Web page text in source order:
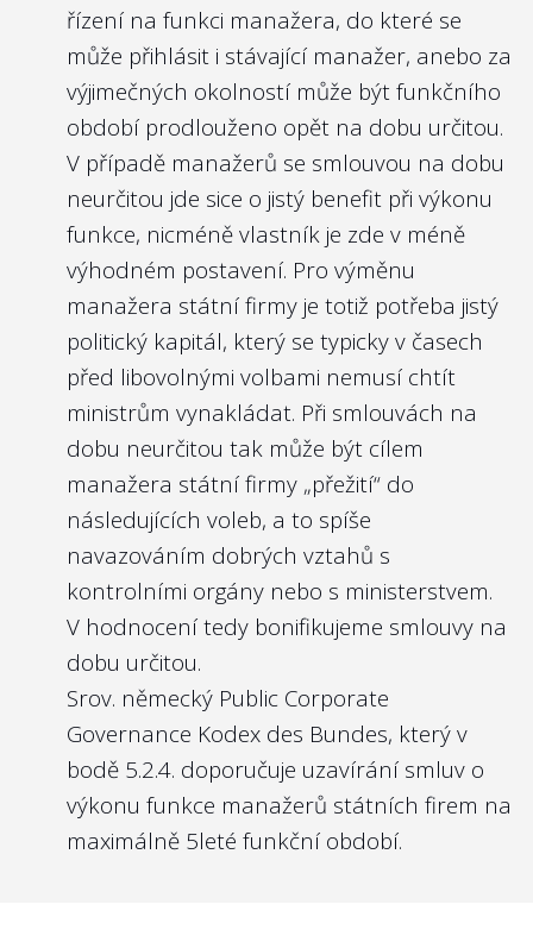
řízení na funkci manažera, do které se
může přihlásit i stávající manažer, anebo za
výjimečných okolností může být funkčního
období prodlouženo opět na dobu určitou.
V případě manažerů se smlouvou na dobu
neurčitou jde sice o jistý benefit při výkonu
funkce, nicméně vlastník je zde v méně
výhodném postavení. Pro výměnu
manažera státní firmy je totiž potřeba jistý
politický kapitál, který se typicky v časech
před libovolnými volbami nemusí chtít
ministrům vynakládat. Při smlouvách na
dobu neurčitou tak může být cílem
manažera státní firmy „přežití“ do
následujících voleb, a to spíše
navazováním dobrých vztahů s
kontrolními orgány nebo s ministerstvem.
V hodnocení tedy bonifikujeme smlouvy na
dobu určitou.
Srov. německý Public Corporate
Governance Kodex des Bundes, který v
bodě 5.2.4. doporučuje uzavírání smluv o
výkonu funkce manažerů státních firem na
maximálně 5leté funkční období.